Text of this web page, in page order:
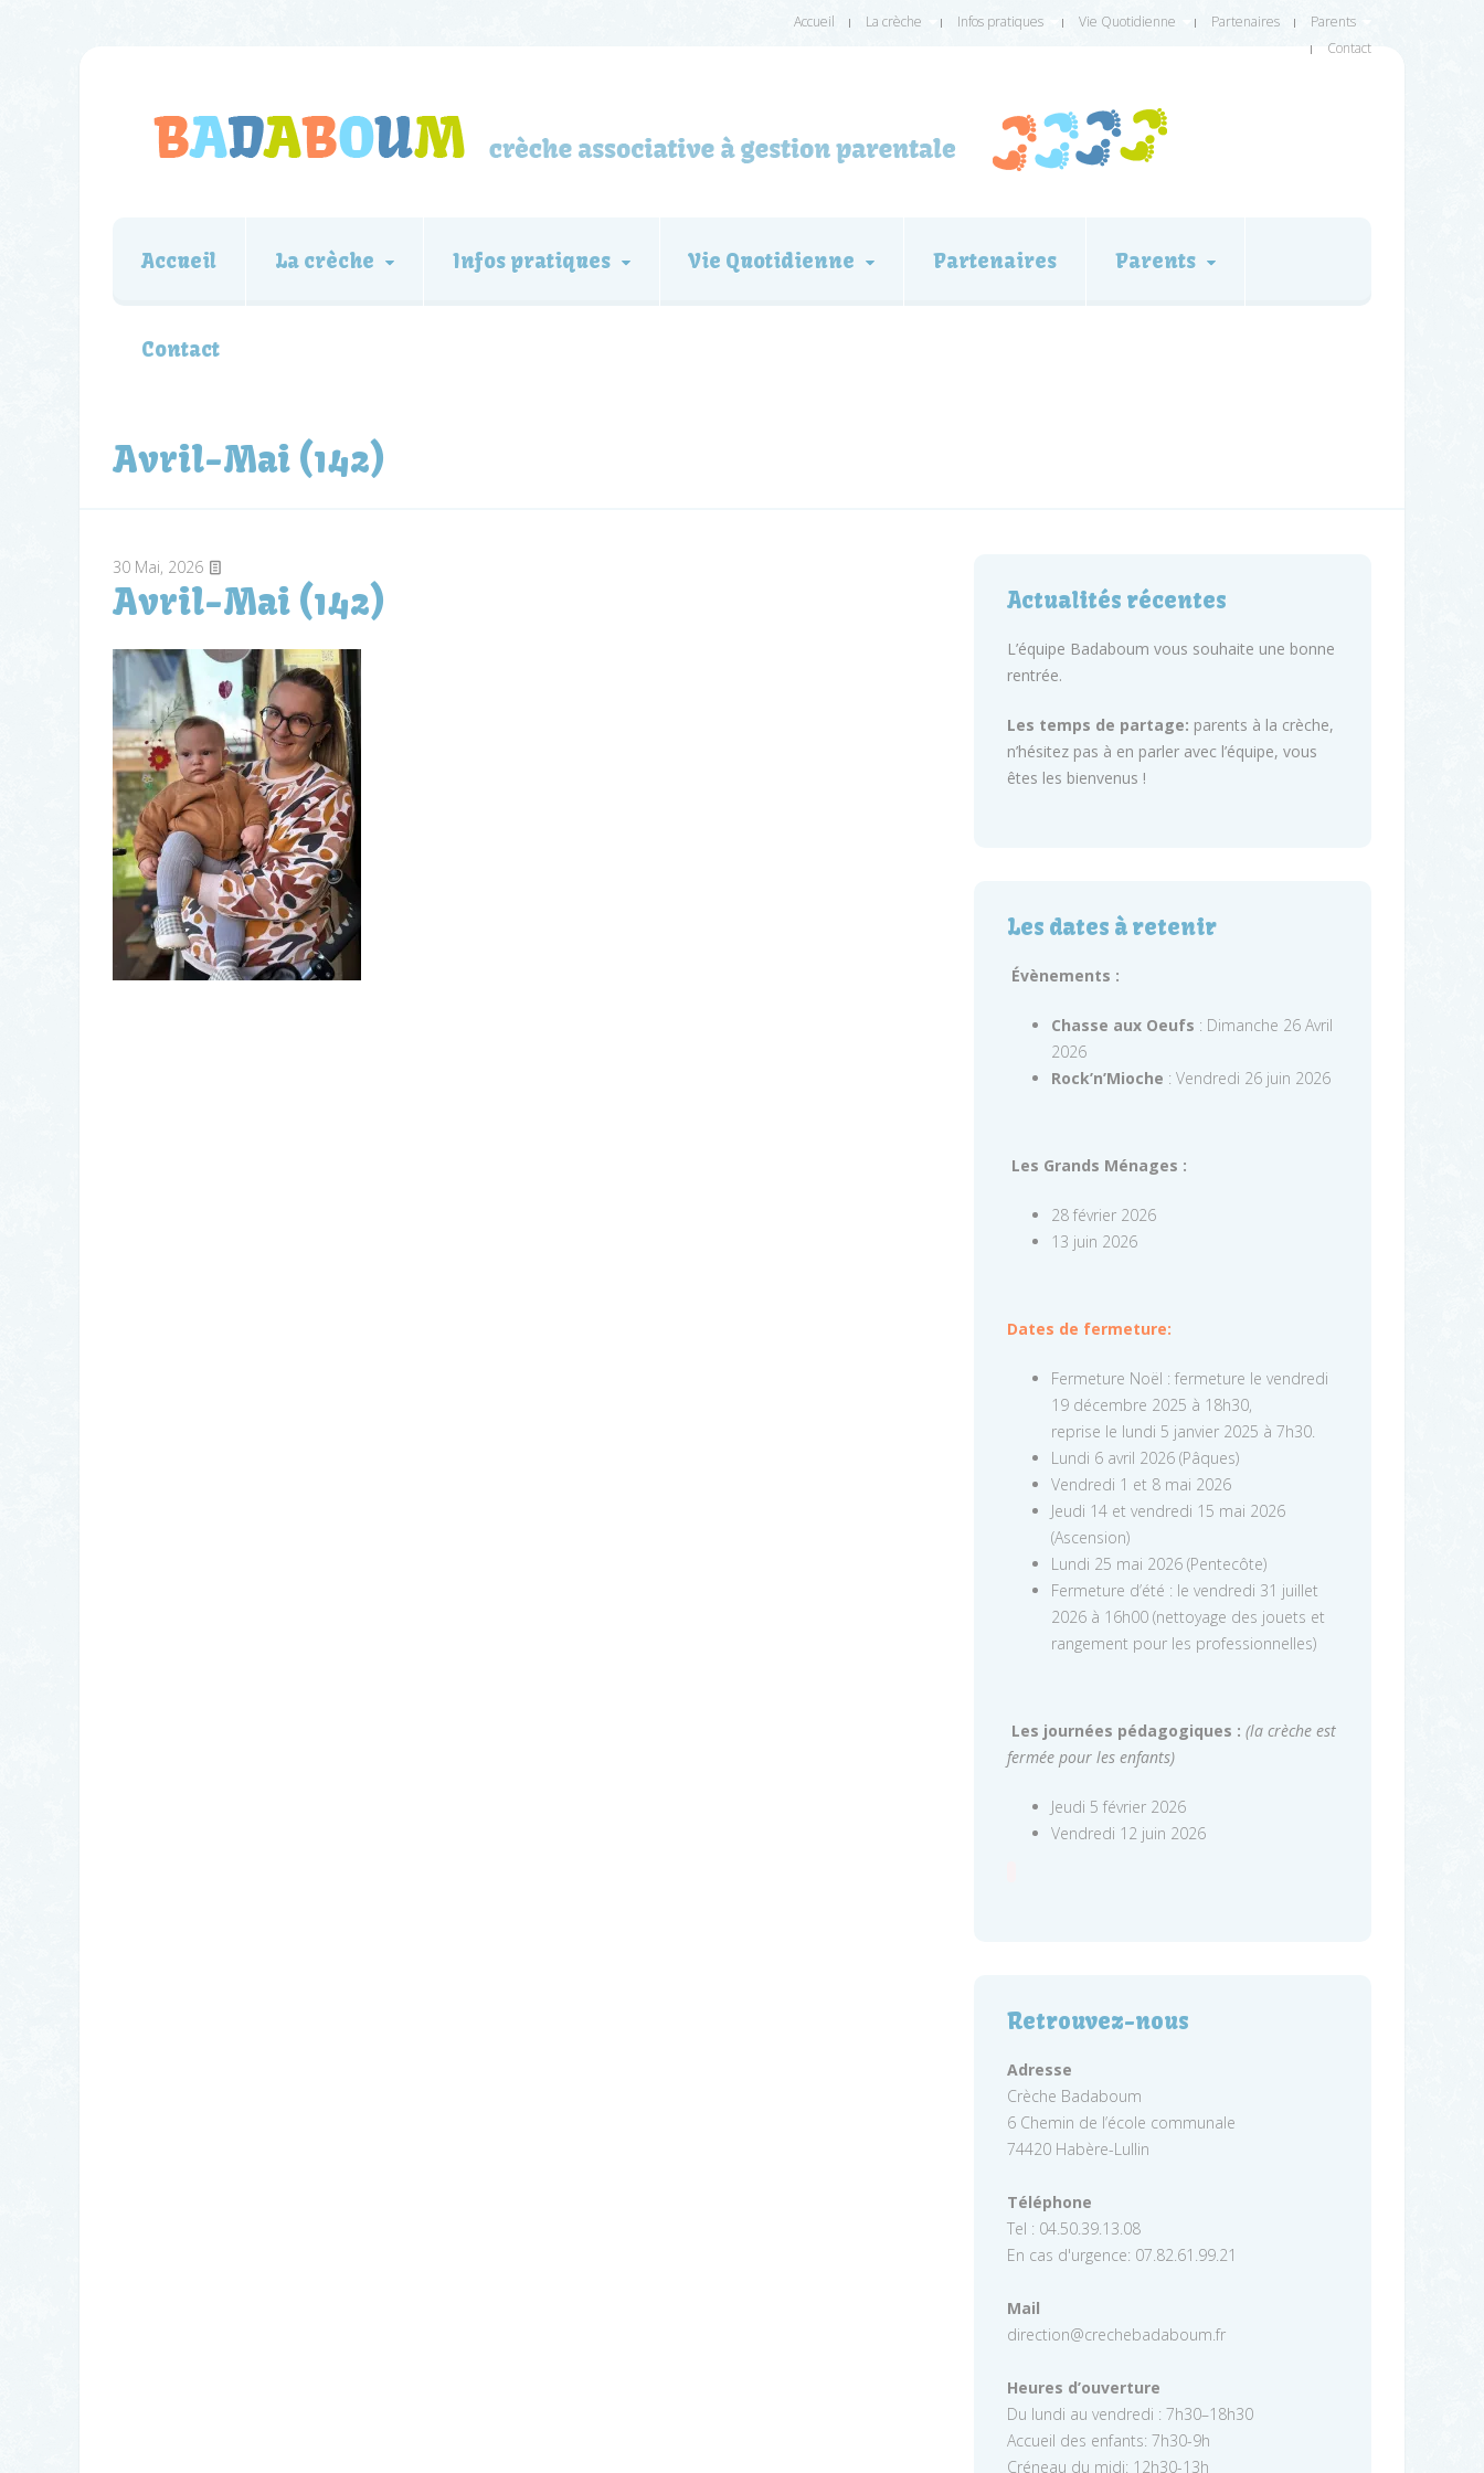
Accueil La crèche Infos pratiques Vie Quotidienne Partenaires
Parents
Contact
Accueil La crèche Infos pratiques Vie Quotidienne Partenaires Parents
Contact
Avril-Mai (142)
30 Mai, 2026
Avril-Mai (142) Actualités récentes
L’équipe Badaboum vous souhaite une bonne
rentrée.
Les temps de partage: parents à la crèche,
n’hésitez pas à en parler avec l’équipe, vous
êtes les bienvenus !
Les dates à retenir
Évènements :
Chasse aux Oeufs : Dimanche 26 Avril
2026
Rock’n’Mioche : Vendredi 26 juin 2026
Les Grands Ménages :
28 février 2026
13 juin 2026
Dates de fermeture:
Fermeture Noël : fermeture le vendredi
19 décembre 2025 à 18h30,
reprise le lundi 5 janvier 2025 à 7h30.
Lundi 6 avril 2026 (Pâques)
Vendredi 1 et 8 mai 2026
Jeudi 14 et vendredi 15 mai 2026
(Ascension)
Lundi 25 mai 2026 (Pentecôte)
Fermeture d’été : le vendredi 31 juillet
2026 à 16h00 (nettoyage des jouets et
rangement pour les professionnelles)
Les journées pédagogiques : (la crèche est
fermée pour les enfants)
Jeudi 5 février 2026
Vendredi 12 juin 2026
Retrouvez-nous
Adresse
Crèche Badaboum
6 Chemin de l’école communale
74420 Habère-Lullin
Téléphone
Tel : 04.50.39.13.08
En cas d'urgence: 07.82.61.99.21
Mail
direction@crechebadaboum.fr
Heures d’ouverture
Du lundi au vendredi : 7h30–18h30
Accueil des enfants: 7h30-9h
Créneau du midi: 12h30-13h